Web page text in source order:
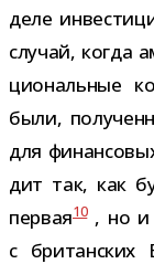
деле
слу­чай, когда
ци­о­наль­ные
были,
для
дит так, как
пер­вая10, но и
с бри­тан­ских